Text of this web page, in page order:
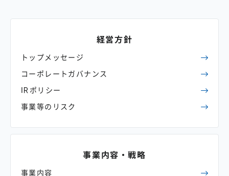
経営方針
トップメッセージ
コーポレート ガバナンス
IRポリシー
事業等のリスク
事業内容・戦略
事業内容